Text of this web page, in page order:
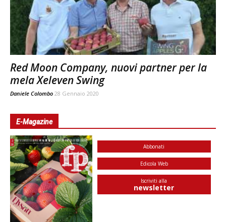
Red Moon Company, nuovi partner per la
mela Xeleven Swing
Daniele Colombo 28 Gennaio 2020
E-Magazine
Abbonati
Edicola Web
Iscriviti alla
newsletter